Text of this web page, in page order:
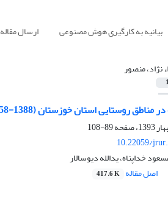
بیانیه به کارگیری هوش مصنوعی ارسال مقاله
نژاد، منصور
1
روستایی استان خوزستان (1388-1358)
89-108
10.22059/
خداپناه، یدالله دیوسالار
اصل مقاله 417.6 K